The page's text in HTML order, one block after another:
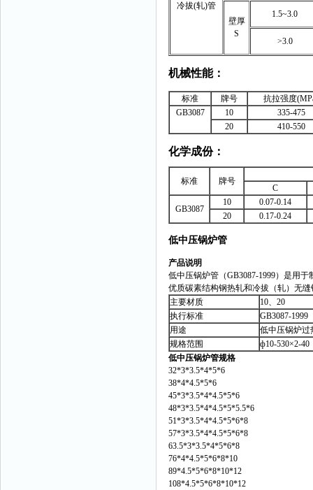
冷拔(轧)管
壁厚
S
1.5~3.0
>3.0
机械性能：
标准 牌号
抗拉强度
GB3087
10
335-475
20
410-550
化学成份：
标准 牌号
C
GB3087
10
0.07-0.14
20
0.17-0.24
低中压锅炉管
产品说明
低中压锅炉管（GB3087-1999）是用
优质碳素结构钢热轧和冷拔（轧）无
主要材质
10、20
执行标准
GB3087-1999
用途
低中压锅炉过
规格范围
ф10-530×2-40
低中压锅炉管规格
32*3*3.5*4*5*6
38*4*4.5*5*6
45*3*3.5*4*4.5*5*6
48*3*3.5*4*4.5*5*5.5*6
51*3*3.5*4*4.5*5*6*8
57*3*3.5*4*4.5*5*6*8
63.5*3*3.5*4*5*6*8
76*4*4.5*5*6*8*10
89*4.5*5*6*8*10*12
108*4.5*5*6*8*10*12